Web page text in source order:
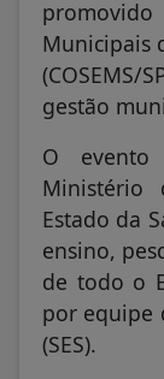
Municipais
gestão
O evento
Ministério
Estado da
ensino,
de todo o
por equipe
(SES).